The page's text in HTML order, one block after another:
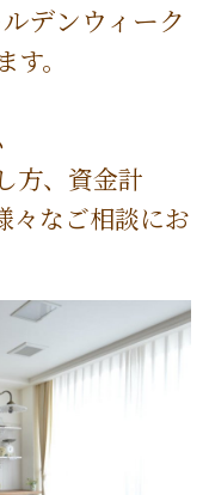
デンウィーク
。
方、資金計
々なご相談にお